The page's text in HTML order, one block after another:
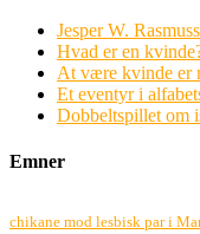
Jesper W.
Hvad er en
At være kvinde er
Et eventyr i
Dobbeltspillet om
Emner
chikane mod lesbisk par i